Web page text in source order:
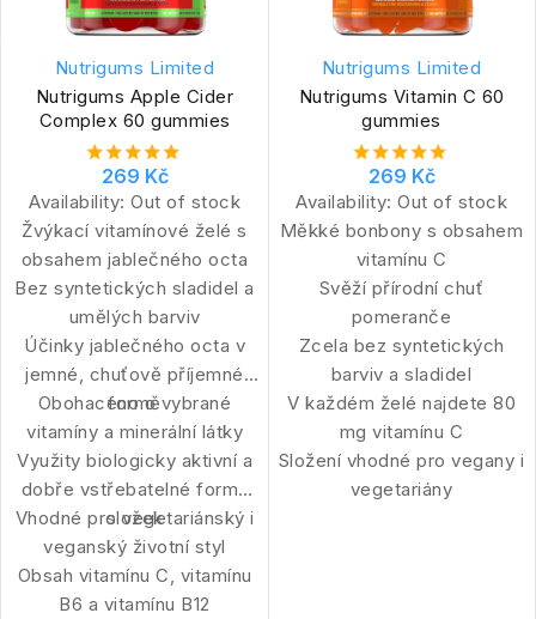
Nutrigums Limited
Nutrigums Apple Cider
Complex 60 gummies
269 Kč
Availability: Out of stock
Žvýkací vitamínové želé s
obsahem jablečného octa
Bez syntetických sladidel a
umělých barviv
Účinky jablečného octa v
jemné, chuťově příjemné
formě
Obohaceno o vybrané
vitamíny a minerální látky
Využity biologicky aktivní a
dobře vstřebatelné formy
složek
Vhodné pro vegetariánský i
veganský životní styl
Obsah vitamínu C, vitamínu
B6 a vitamínu B12
Nutrigums Limited
Nutrigums Vitamin C 60
gummies
269 Kč
Availability: Out of stock
Měkké bonbony s obsahem
vitamínu C
Svěží přírodní chuť
pomeranče
Zcela bez syntetických
barviv a sladidel
V každém želé najdete 80
mg vitamínu C
Složení vhodné pro vegany i
vegetariány